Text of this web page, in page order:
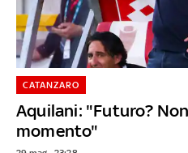
Aquilani: "Futuro?
momento"
CATANZARO